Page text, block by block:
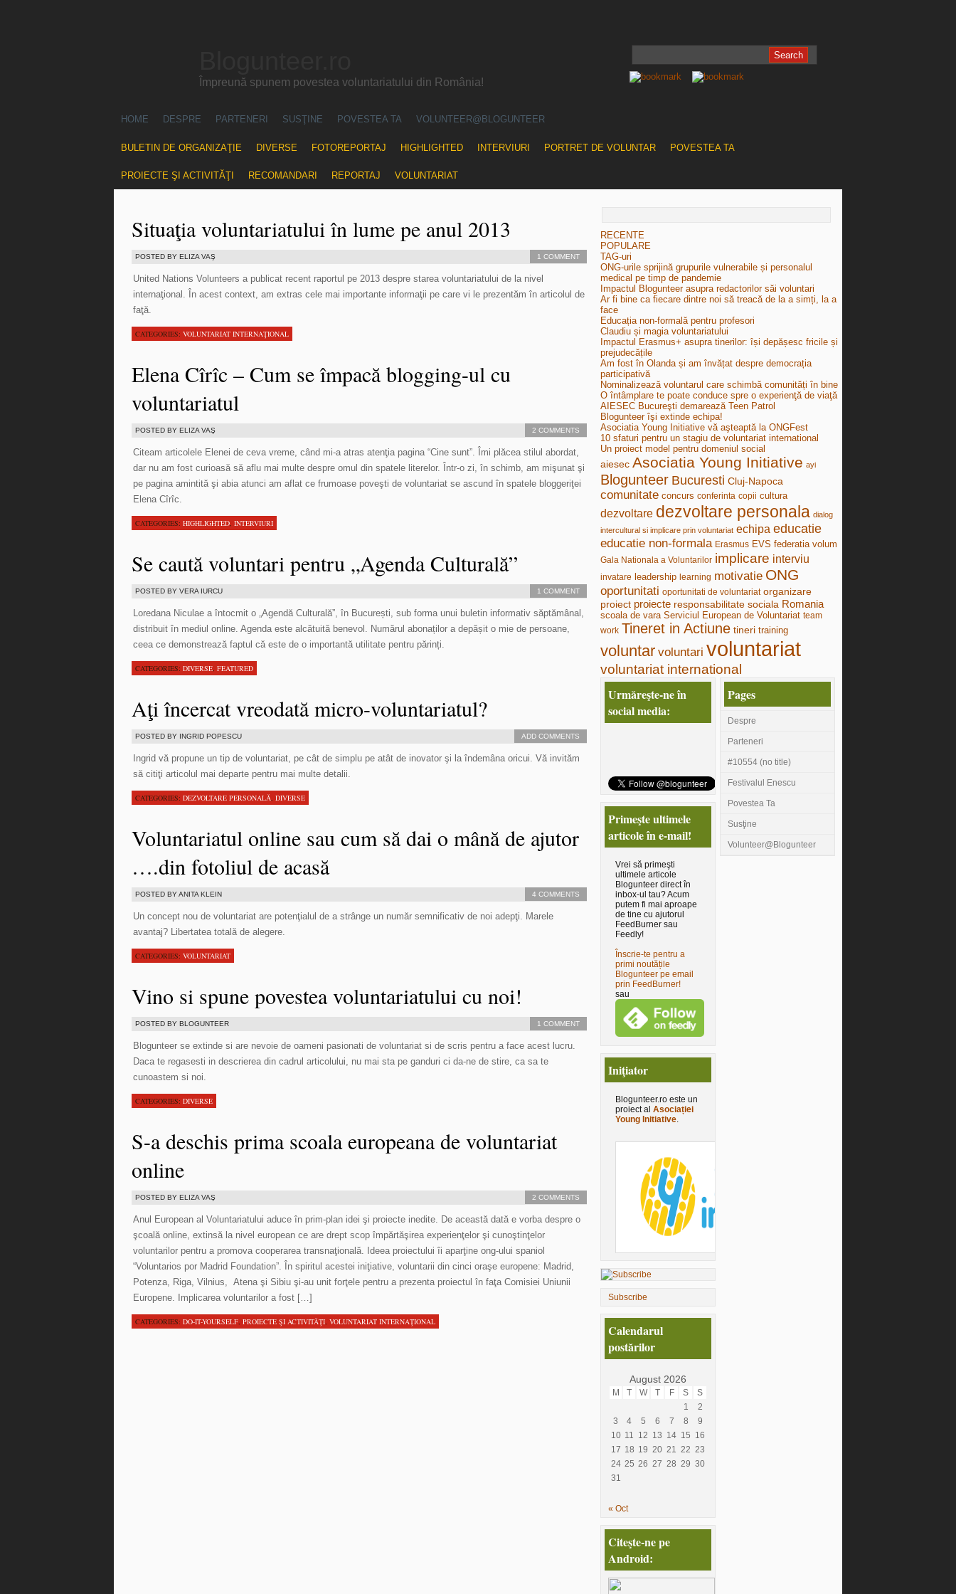
Împreună spunem povestea voluntariatului din România!
HOME DESPRE PARTENERI SUSŢINE POVESTEA TA VOLUNTEER@BLOGUNTEER
BULETIN DE ORGANIZAŢIE DIVERSE FOTOREPORTAJ HIGHLIGHTED INTERVIURI PORTRET DE VOLUNTAR POVESTEA TA
PROIECTE ŞI ACTIVITĂŢI RECOMANDARI REPORTAJ VOLUNTARIAT
Situaţia voluntariatului în lume pe anul 2013
POSTED BY ELIZA VAŞ 1 COMMENT
United Nations Volunteers a publicat recent raportul pe 2013 despre starea voluntariatului de la nivel
internaţional. În acest context, am extras cele mai importante informaţii pe care vi le prezentăm în articolul de
faţă.
CATEGORIES: VOLUNTARIAT INTERNAŢIONAL
Elena Cîrîc – Cum se împacă blogging-ul cu
voluntariatul
POSTED BY ELIZA VAŞ 2 COMMENTS
Citeam articolele Elenei de ceva vreme, când mi-a atras atenţia pagina “Cine sunt”. Îmi plăcea stilul abordat,
dar nu am fost curioasă să aflu mai multe despre omul din spatele literelor. Într-o zi, în schimb, am mişunat şi
pe pagina amintită şi abia atunci am aflat ce frumoase poveşti de voluntariat se ascund în spatele bloggeriţei
Elena Cîrîc.
CATEGORIES: HIGHLIGHTED, INTERVIURI
Se caută voluntari pentru „Agenda Culturală”
POSTED BY VERA IURCU 1 COMMENT
Loredana Niculae a întocmit o „Agendă Culturală”, în București, sub forma unui buletin informativ săptămânal,
distribuit în mediul online. Agenda este alcătuită benevol. Numărul abonaților a depășit o mie de persoane,
ceea ce demonstrează faptul că este de o importantă utilitate pentru părinți.
CATEGORIES: DIVERSE, FEATURED
Aţi încercat vreodată micro-voluntariatul?
POSTED BY INGRID POPESCU ADD COMMENTS
Ingrid vă propune un tip de voluntariat, pe cât de simplu pe atât de inovator şi la îndemâna oricui. Vă invităm
să citiţi articolul mai departe pentru mai multe detalii.
CATEGORIES: DEZVOLTARE PERSONALĂ, DIVERSE
Voluntariatul online sau cum să dai o mână de ajutor
….din fotoliul de acasă
POSTED BY ANITA KLEIN 4 COMMENTS
Un concept nou de voluntariat are potenţialul de a strânge un număr semnificativ de noi adepţi. Marele
avantaj? Libertatea totală de alegere.
CATEGORIES: VOLUNTARIAT
Vino si spune povestea voluntariatului cu noi!
POSTED BY BLOGUNTEER 1 COMMENT
Blogunteer se extinde si are nevoie de oameni pasionati de voluntariat si de scris pentru a face acest lucru.
Daca te regasesti in descrierea din cadrul articolului, nu mai sta pe ganduri ci da-ne de stire, ca sa te
cunoastem si noi.
CATEGORIES: DIVERSE
S-a deschis prima scoala europeana de voluntariat
online
POSTED BY ELIZA VAŞ 2 COMMENTS
Anul European al Voluntariatului aduce în prim-plan idei şi proiecte inedite. De această dată e vorba despre o
şcoală online, extinsă la nivel european ce are drept scop împărtăşirea experienţelor şi cunoştinţelor
voluntarilor pentru a promova cooperarea transnaţională. Ideea proiectului îi aparţine ong-ului spaniol
“Voluntarios por Madrid Foundation”. În spiritul acestei iniţiative, voluntarii din cinci oraşe europene: Madrid,
Potenza, Riga, Vilnius, Atena şi Sibiu şi-au unit forţele pentru a prezenta proiectul în faţa Comisiei Uniunii
Europene. Implicarea voluntarilor a fost […]
CATEGORIES: DO-IT-YOURSELF, PROIECTE ŞI ACTIVITĂŢI, VOLUNTARIAT INTERNAŢIONAL
RECENTE
POPULARE
TAG-uri
ONG-urile sprijină grupurile vulnerabile și personalul
medical pe timp de pandemie
Impactul Blogunteer asupra redactorilor săi voluntari
Ar fi bine ca fiecare dintre noi să treacă de la a simți, la a
face
Educația non-formală pentru profesori
Claudiu și magia voluntariatului
Impactul Erasmus+ asupra tinerilor: își depășesc fricile și
prejudecățile
Am fost în Olanda și am învățat despre democrația
participativă
Nominalizează voluntarul care schimbă comunități în bine
O întâmplare te poate conduce spre o experienţă de viaţă
AIESEC Bucureşti demarează Teen Patrol
Blogunteer îşi extinde echipa!
Asociatia Young Initiative vă aşteaptă la ONGFest
10 sfaturi pentru un stagiu de voluntariat international
Un proiect model pentru domeniul social
aiesec Asociatia Young Initiative ayi
Blogunteer Bucuresti Cluj-Napoca
comunitate concurs conferinta copii cultura
dezvoltare dezvoltare personala dialog
intercultural si implicare prin voluntariat echipa educatie
educatie non-formala Erasmus EVS federatia volum
Gala Nationala a Voluntarilor implicare interviu
invatare leadership learning motivatie ONG
oportunitati oportunitati de voluntariat organizare
proiect proiecte responsabilitate sociala Romania
scoala de vara Serviciul European de Voluntariat team
work Tineret in Actiune tineri training
voluntar voluntari voluntariat
voluntariat international
Urmăreşte-ne în
social media:
Primeşte ultimele
articole în e-mail!
Vrei să primeşti
ultimele articole
Blogunteer direct în
inbox-ul tau? Acum
putem fi mai aproape
de tine cu ajutorul
FeedBurner sau
Feedly!
Înscrie-te pentru a
primi noutățile
Blogunteer pe email
prin FeedBurner!
sau
Iniţiator
Blogunteer.ro este un
proiect al Asociației
Young Initiative.
Subscribe
Calendarul
postărilor
August 2026
M T W T F S
S
1
2
3
4 5 6 7 8
9
10 11 12 13 14 15 16
17 18 19 20 21 22 23
24 25 26 27 28 29 30
31
« Oct
Citeşte-ne pe
Android:
Pages
Despre
Parteneri
#10554 (no title)
Festivalul Enescu
Povestea Ta
Susţine
Volunteer@Blogunteer